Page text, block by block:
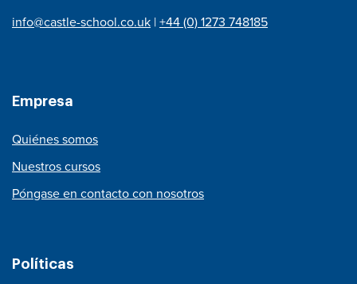
info@castle-school.co.uk |+44 (0) 1273 748185
Empresa
Quiénes somos
Nuestros cursos
Póngase en contacto con nosotros
Políticas